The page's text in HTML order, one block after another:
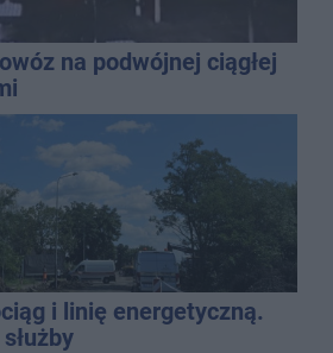
na podwójnej ciągłej
i linię energetyczną.